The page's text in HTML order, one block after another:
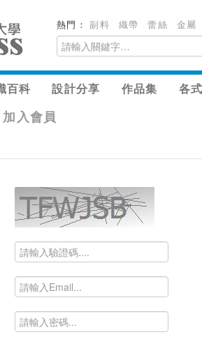
熱門：副料 織帶 蕾絲 金屬
百科 設計分享 作品集 各
加入會員